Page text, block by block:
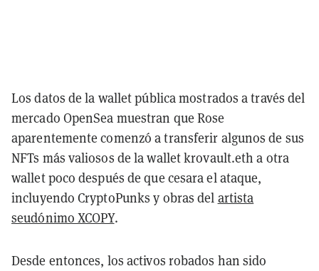
Los datos de la wallet pública mostrados a través del
mercado OpenSea muestran que Rose
aparentemente comenzó a transferir algunos de sus
NFTs más valiosos de la wallet krovault.eth a otra
wallet poco después de que cesara el ataque,
incluyendo CryptoPunks y obras del artista
seudónimo XCOPY.
Desde entonces, los activos robados han sido